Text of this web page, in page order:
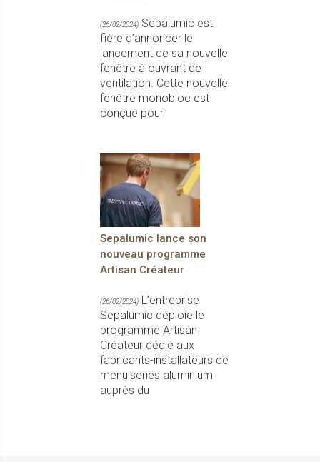
(26/02/2024) Sepalumic est
fière d’annoncer le
lancement de sa nouvelle
fenêtre à ouvrant de
ventilation. Cette nouvelle
fenêtre monobloc est
conçue pour
Sepalumic lance son
nouveau programme
Artisan Créateur
(26/02/2024) L’entreprise
Sepalumic déploie le
programme Artisan
Créateur dédié aux
fabricants-installateurs de
menuiseries aluminium
auprès du